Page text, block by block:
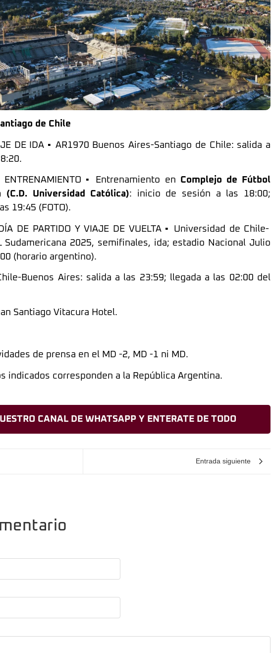
de Chile
DE IDA ▪️ AR1970 Buenos Aires-Santiago de Chile: salida a
▪️ Entrenamiento en Complejo de Fútbol
(C.D. Universidad Católica): inicio de sesión a las 18:00;
19:45 (FOTO).
DE PARTIDO Y VIAJE DE VUELTA ▪️ Universidad de Chile-
Sudamericana 2025, semifinales, ida; estadio Nacional Julio
(horario argentino).
Buenos Aires: salida a las 23:59; llegada a las 02:00 del
Santiago Vitacura Hotel.
de prensa en el MD -2, MD -1 ni MD.
indicados corresponden a la República Argentina.
CANAL DE WHATSAPP Y ENTERATE DE TODO
Entrada siguiente